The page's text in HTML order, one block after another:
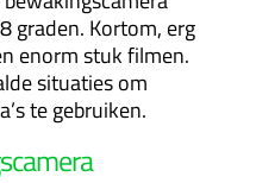
graden. Kortom, erg
enorm stuk filmen.
situaties om
te gebruiken.